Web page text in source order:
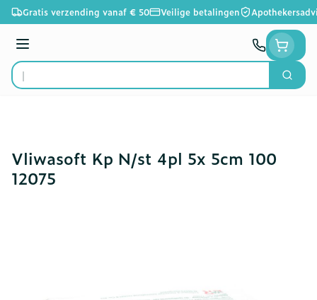
Ga naar de inhoud
Gratis verzending vanaf € 50 Veilige betalingen
Menu
Product, merk, categorie...
Zoek
Vliwasoft Kp N/st 4pl 5x 5cm 100
12075